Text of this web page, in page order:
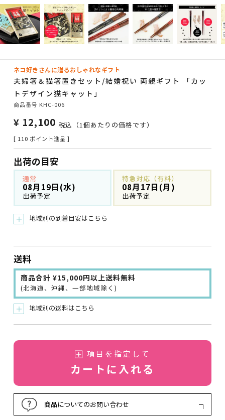
ネコ好きさんに贈るおしゃれなギフト
夫婦箸＆猫箸置きセット/結婚祝い 両親ギフト 「カッ
トデザイン猫キャット」
商品番号 KHC-006
¥ 12,100 税込 （1個あたりの価格です）
[ 110 ポイント進呈 ]
出荷の目安
通常
08月19日(水)
出荷予定
特急対応（有料）
08月17日(月)
出荷予定
＋ 地域別の到着目安はこちら
送料
商品合計 ¥15,000円以上送料無料
(北海道、沖縄、一部地域除く)
＋ 地域別の送料はこちら
項目を指定して
カートに入れる
商品についてのお問い合わせ